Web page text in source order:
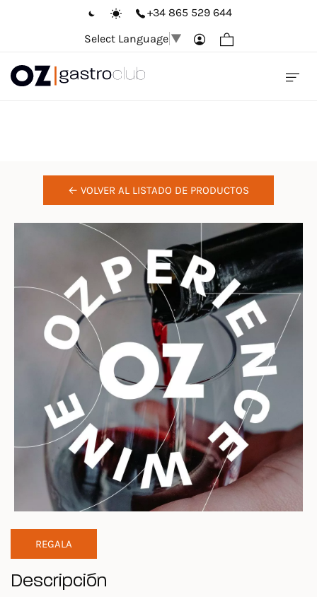
+34 865 529 644
Select Language ▼
← VOLVER AL LISTADO DE PRODUCTOS
REGALA
Descripción